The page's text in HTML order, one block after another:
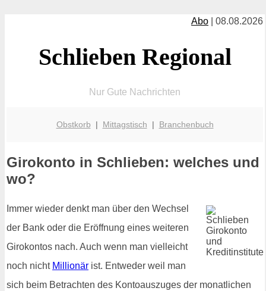
Abo | 08.08.2026
Schlieben Regional
Nur Gute Nachrichten
Obstkorb | Mittagstisch | Branchenbuch
Girokonto in Schlieben: welches und
wo?
Immer wieder denkt man über den Wechsel
der Bank oder die Eröffnung eines weiteren
Girokontos nach. Auch wenn man vielleicht
noch nicht Millionär ist. Entweder weil man
sich beim Betrachten des Kontoauszuges der monatlichen